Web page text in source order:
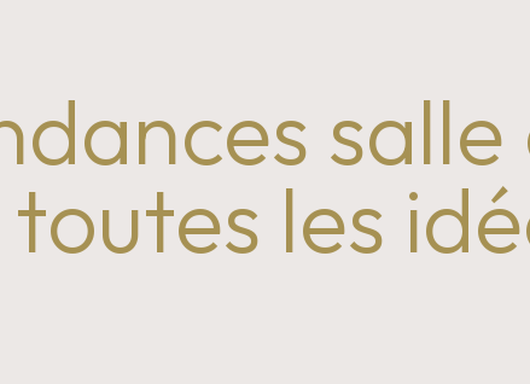
les